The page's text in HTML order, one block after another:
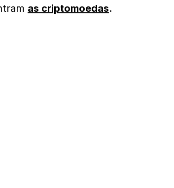
as criptomoedas.